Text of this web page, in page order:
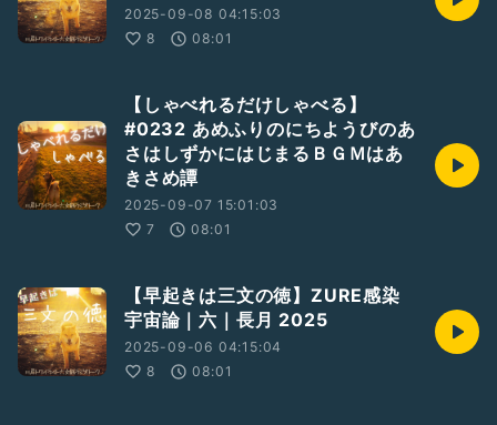
2025-09-08 04:15:03
8
08:01
【しゃべれるだけしゃべる】
#0232 あめふりのにちようびのあ
さはしずかにはじまるＢＧＭはあ
きさめ譚
2025-09-07 15:01:03
7
08:01
【早起きは三文の徳】ZURE感染
宇宙論｜六｜長月 2025
2025-09-06 04:15:04
8
08:01